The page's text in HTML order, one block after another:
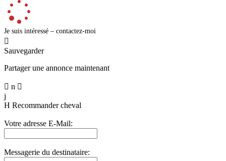
Je suis intéressé – contactez-moi

Sauvegarder
Partager une annonce maintenant
 n 
j
H Recommander cheval
Votre adresse E-Mail:
Messagerie du destinataire: